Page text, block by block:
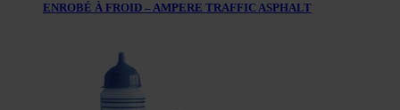
ENROBÉ À FROID – AMPERE TRAFFIC ASPHALT